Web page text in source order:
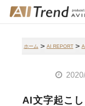
ホーム > AI REPORT >
AI文字起こ